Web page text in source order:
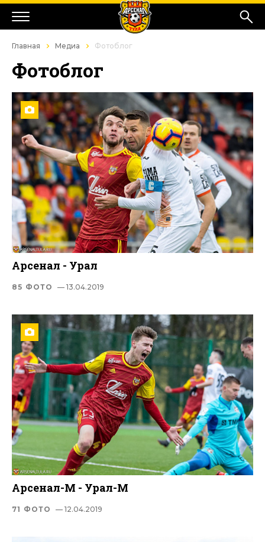
Главная Медиа Фотоблог
Фотоблог
Арсенал - Урал
85 ФОТО — 13.04.2019
Арсенал-М - Урал-М
71 ФОТО — 12.04.2019